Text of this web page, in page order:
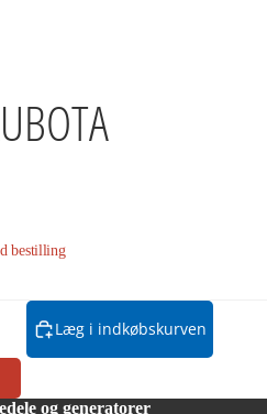
bestilling
Læg i indkøbskurven
og generatorer